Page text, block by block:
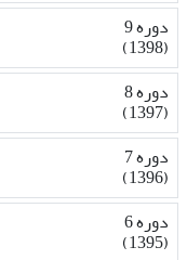
دوره 9
(1398)
دوره 8
(1397)
دوره 7
(1396)
دوره 6
(1395)